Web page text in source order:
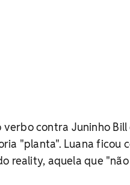
contra Juninho Bill
"planta". Luana ficou
reality, aquela que